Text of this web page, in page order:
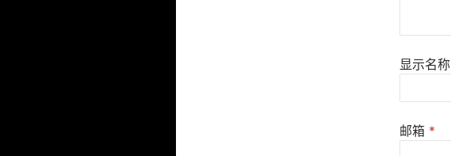
显示名称
邮箱 *